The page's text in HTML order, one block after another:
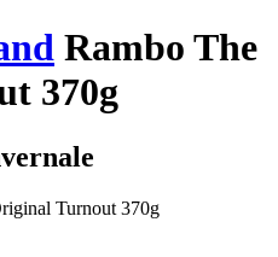
Rambo The
370g
Turnout 370g